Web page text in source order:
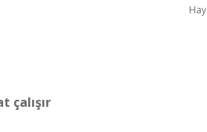
çalışır